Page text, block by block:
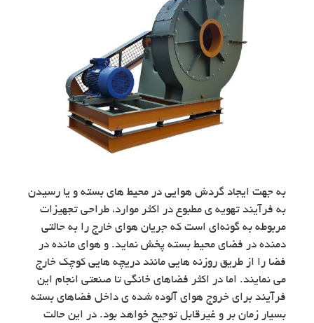
به جهت ایجاد گردش هوایی در محیط های بسته و یا رسیدن
به فرآیند تهویه ی مطبوع در اکثر موارد، طراحی تجهیزات
مربوطه به گونه‌ای است که جریان هوای خارج را به حالتی
دمنده در فضای محیط بسته پخش نماید. و هوای مانده در
فضا را از طریق روزنه هایی مانند دریچه هایی کوچک خارج
می نمایند. اما در اکثر فضاهای خانگی تا صنعتی انجام این
فرآیند برای خروج هوای آلوده شده ی داخل فضاهای بسته
بسیار زمان بر و غیرقابل توجیح خواهد بود. در این حالت